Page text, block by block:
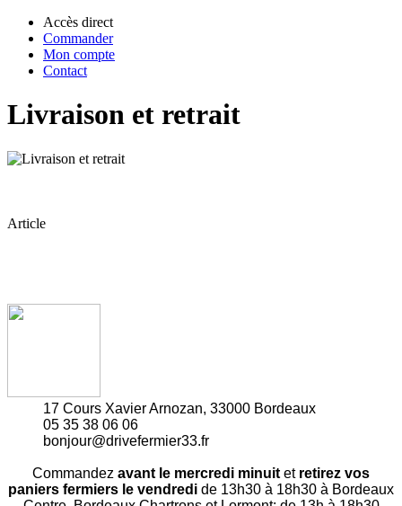
Accès direct
Commander
Mon compte
Contact
Livraison et retrait
Article
17 Cours Xavier Arnozan, 33000 Bordeaux
05 35 38 06 06
bonjour@drivefermier33.fr
Commandez avant le mercredi minuit et retirez vos
paniers fermiers le vendredi de 13h30 à 18h30 à Bordeaux